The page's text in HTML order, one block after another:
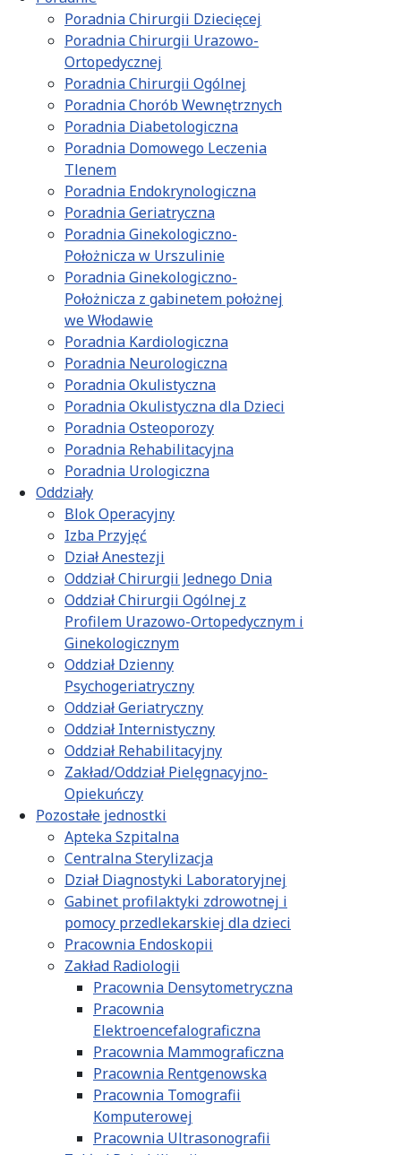
Poradnia Chirurgii Dziecięcej
Poradnia Chirurgii Urazowo-
Ortopedycznej
Poradnia Chirurgii Ogólnej
Poradnia Chorób Wewnętrznych
Poradnia Diabetologiczna
Poradnia Domowego Leczenia
Tlenem
Poradnia Endokrynologiczna
Poradnia Geriatryczna
Poradnia Ginekologiczno-
Położnicza w Urszulinie
Poradnia Ginekologiczno-
Położnicza z gabinetem położnej
we Włodawie
Poradnia Kardiologiczna
Poradnia Neurologiczna
Poradnia Okulistyczna
Poradnia Okulistyczna dla Dzieci
Poradnia Osteoporozy
Poradnia Rehabilitacyjna
Poradnia Urologiczna
Oddziały
Blok Operacyjny
Izba Przyjęć
Dział Anestezji
Oddział Chirurgii Jednego Dnia
Oddział Chirurgii Ogólnej z
Profilem Urazowo-Ortopedycznym i
Ginekologicznym
Oddział Dzienny
Psychogeriatryczny
Oddział Geriatryczny
Oddział Internistyczny
Oddział Rehabilitacyjny
Zakład/Oddział Pielęgnacyjno-
Opiekuńczy
Pozostałe jednostki
Apteka Szpitalna
Centralna Sterylizacja
Dział Diagnostyki Laboratoryjnej
Gabinet profilaktyki zdrowotnej i
pomocy przedlekarskiej dla dzieci
Pracownia Endoskopii
Zakład Radiologii
Pracownia Densytometryczna
Pracownia
Elektroencefalograficzna
Pracownia Mammograficzna
Pracownia Rentgenowska
Pracownia Tomografii
Komputerowej
Pracownia Ultrasonografii